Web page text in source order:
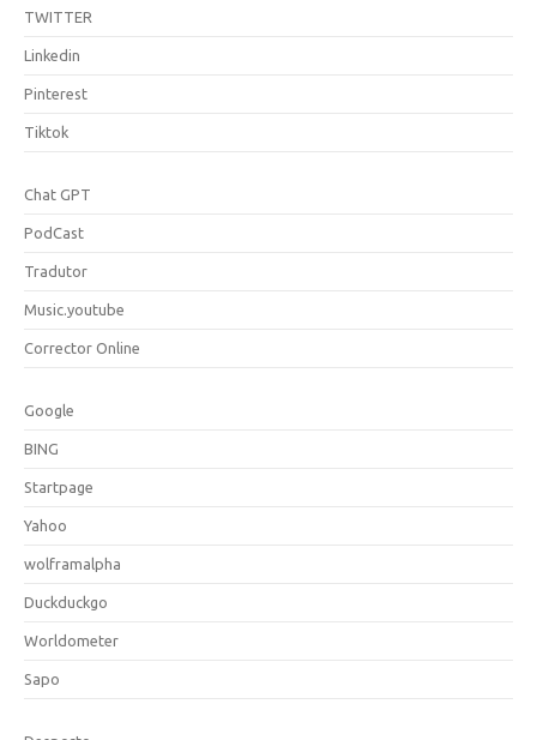
TWITTER
Linkedin
Pinterest
Tiktok
Chat GPT
PodCast
Tradutor
Music.youtube
Corrector Online
Google
BING
Startpage
Yahoo
wolframalpha
Duckduckgo
Worldometer
Sapo